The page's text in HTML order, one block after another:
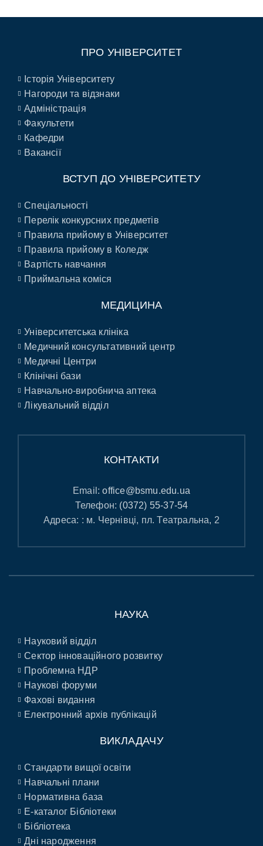
ПРО УНІВЕРСИТЕТ
Історія Університету
Нагороди та відзнаки
Адміністрація
Факультети
Кафедри
Вакансії
ВСТУП ДО УНІВЕРСИТЕТУ
Спеціальності
Перелік конкурсних предметів
Правила прийому в Університет
Правила прийому в Коледж
Вартість навчання
Приймальна коміся
МЕДИЦИНА
Університетська клініка
Медичний консультативний центр
Медичні Центри
Клінічні бази
Навчально-виробнича аптека
Лікувальний відділ
КОНТАКТИ
Email:office@bsmu.edu.ua
Телефон: (0372) 55-37-54
Адреса: : м. Чернівці, пл. Театральна, 2
НАУКА
Науковий відділ
Сектор інноваційного розвитку
Проблемна НДР
Наукові форуми
Фахові видання
Електронний архів публікацій
ВИКЛАДАЧУ
Стандарти вищої освіти
Навчальні плани
Нормативна база
E-каталог Бібліотеки
Бібліотека
Дні народження